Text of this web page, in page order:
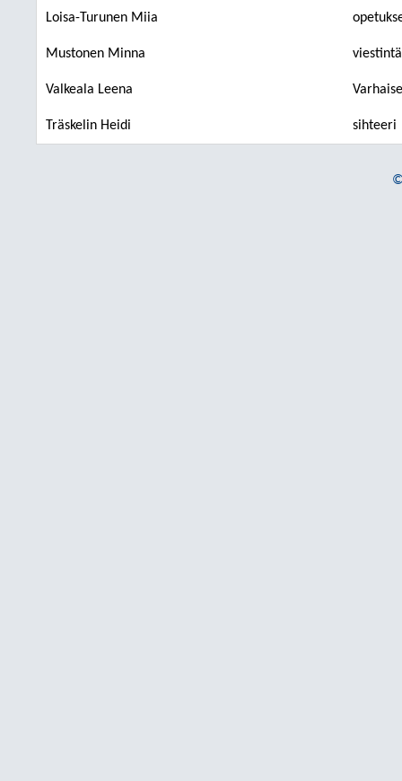
Loisa-Turunen Miia
Mustonen Minna
Valkeala Leena
Träskelin Heidi sihteeri